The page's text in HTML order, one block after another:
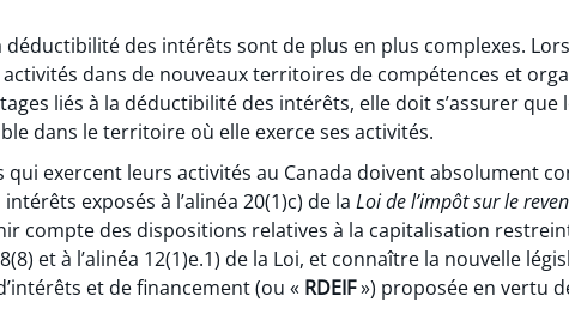
déductibilité des intérêts sont de plus en plus complexes.
activités dans de nouveaux territoires de compétences et
liés à la déductibilité des intérêts, elle doit s’assurer
dans le territoire où elle exerce ses activités.
qui exercent leurs activités au Canada doivent absolument
exposés à l’alinéa 20(1)c) de la Loi de l’impôt sur le
compte des dispositions relatives à la capitalisation
et à l’alinéa 12(1)e.1) de la Loi, et connaître la nouvelle
et de financement (ou « RDEIF») proposée en vertu